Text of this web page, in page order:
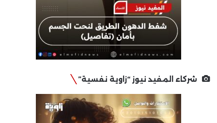
شركاء المفيد نيوز “زاوية نفسية”